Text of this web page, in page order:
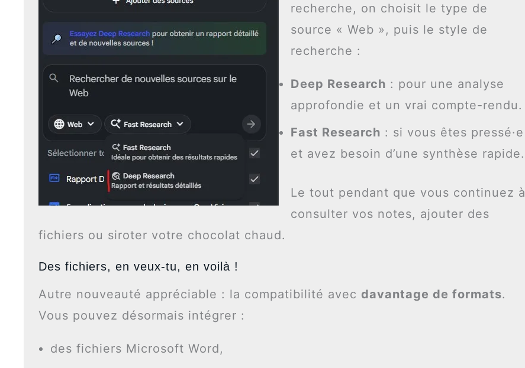
recherche, on choisit le type de
source « Web », puis le style de
recherche :
Deep Research : pour une analyse
approfondie et un vrai compte-rendu.
Fast Research : si vous êtes pressé·e
et avez besoin d’une synthèse rapide.
Le tout pendant que vous continuez à
consulter vos notes, ajouter des
fichiers ou siroter votre chocolat chaud.
Des fichiers, en veux-tu, en voilà !
Autre nouveauté appréciable : la compatibilité avec davantage de formats.
Vous pouvez désormais intégrer :
des fichiers Microsoft Word,